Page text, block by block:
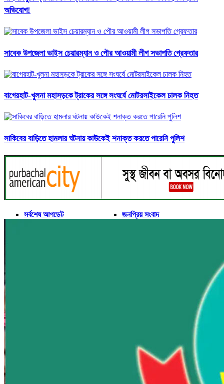
অভিযোগ!
সাবেক উপজেলা ভাইস চেয়ারম্যান ও পৌর আওয়ামী লীগ সভাপতি গ্রেফতার
বাগেরহাট-খুলনা মহাসড়কে ট্রাকের সঙ্গে সংঘর্ষে মোটরসাইকেল চালক নিহত
সাকিবের বাড়িতে হামলার ঘটনায় কাউকেই শনাক্ত করতে পারেনি পুলিশ
সর্বশেষ আপডেট জনপ্রিয় সংবাদ